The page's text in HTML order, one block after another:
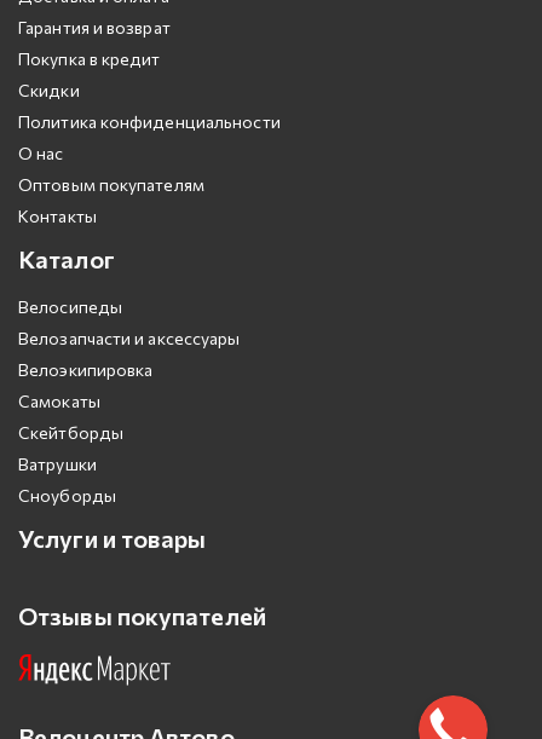
Гарантия и возврат
Покупка в кредит
Скидки
Политика конфиденциальности
О нас
Оптовым покупателям
Контакты
Каталог
Велосипеды
Велозапчасти и аксессуары
Велоэкипировка
Самокаты
Скейтборды
Ватрушки
Сноуборды
Услуги и товары
Отзывы покупателей